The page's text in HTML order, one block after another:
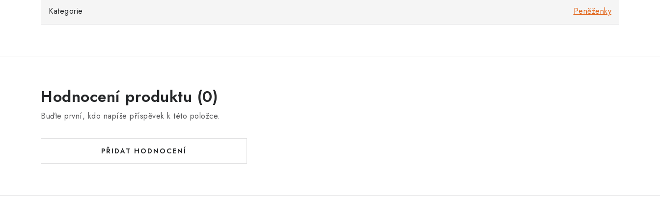
Kategorie Peněženky
Hodnocení produktu (0)
Buďte první, kdo napíše příspěvek k této položce.
PŘIDAT HODNOCENÍ